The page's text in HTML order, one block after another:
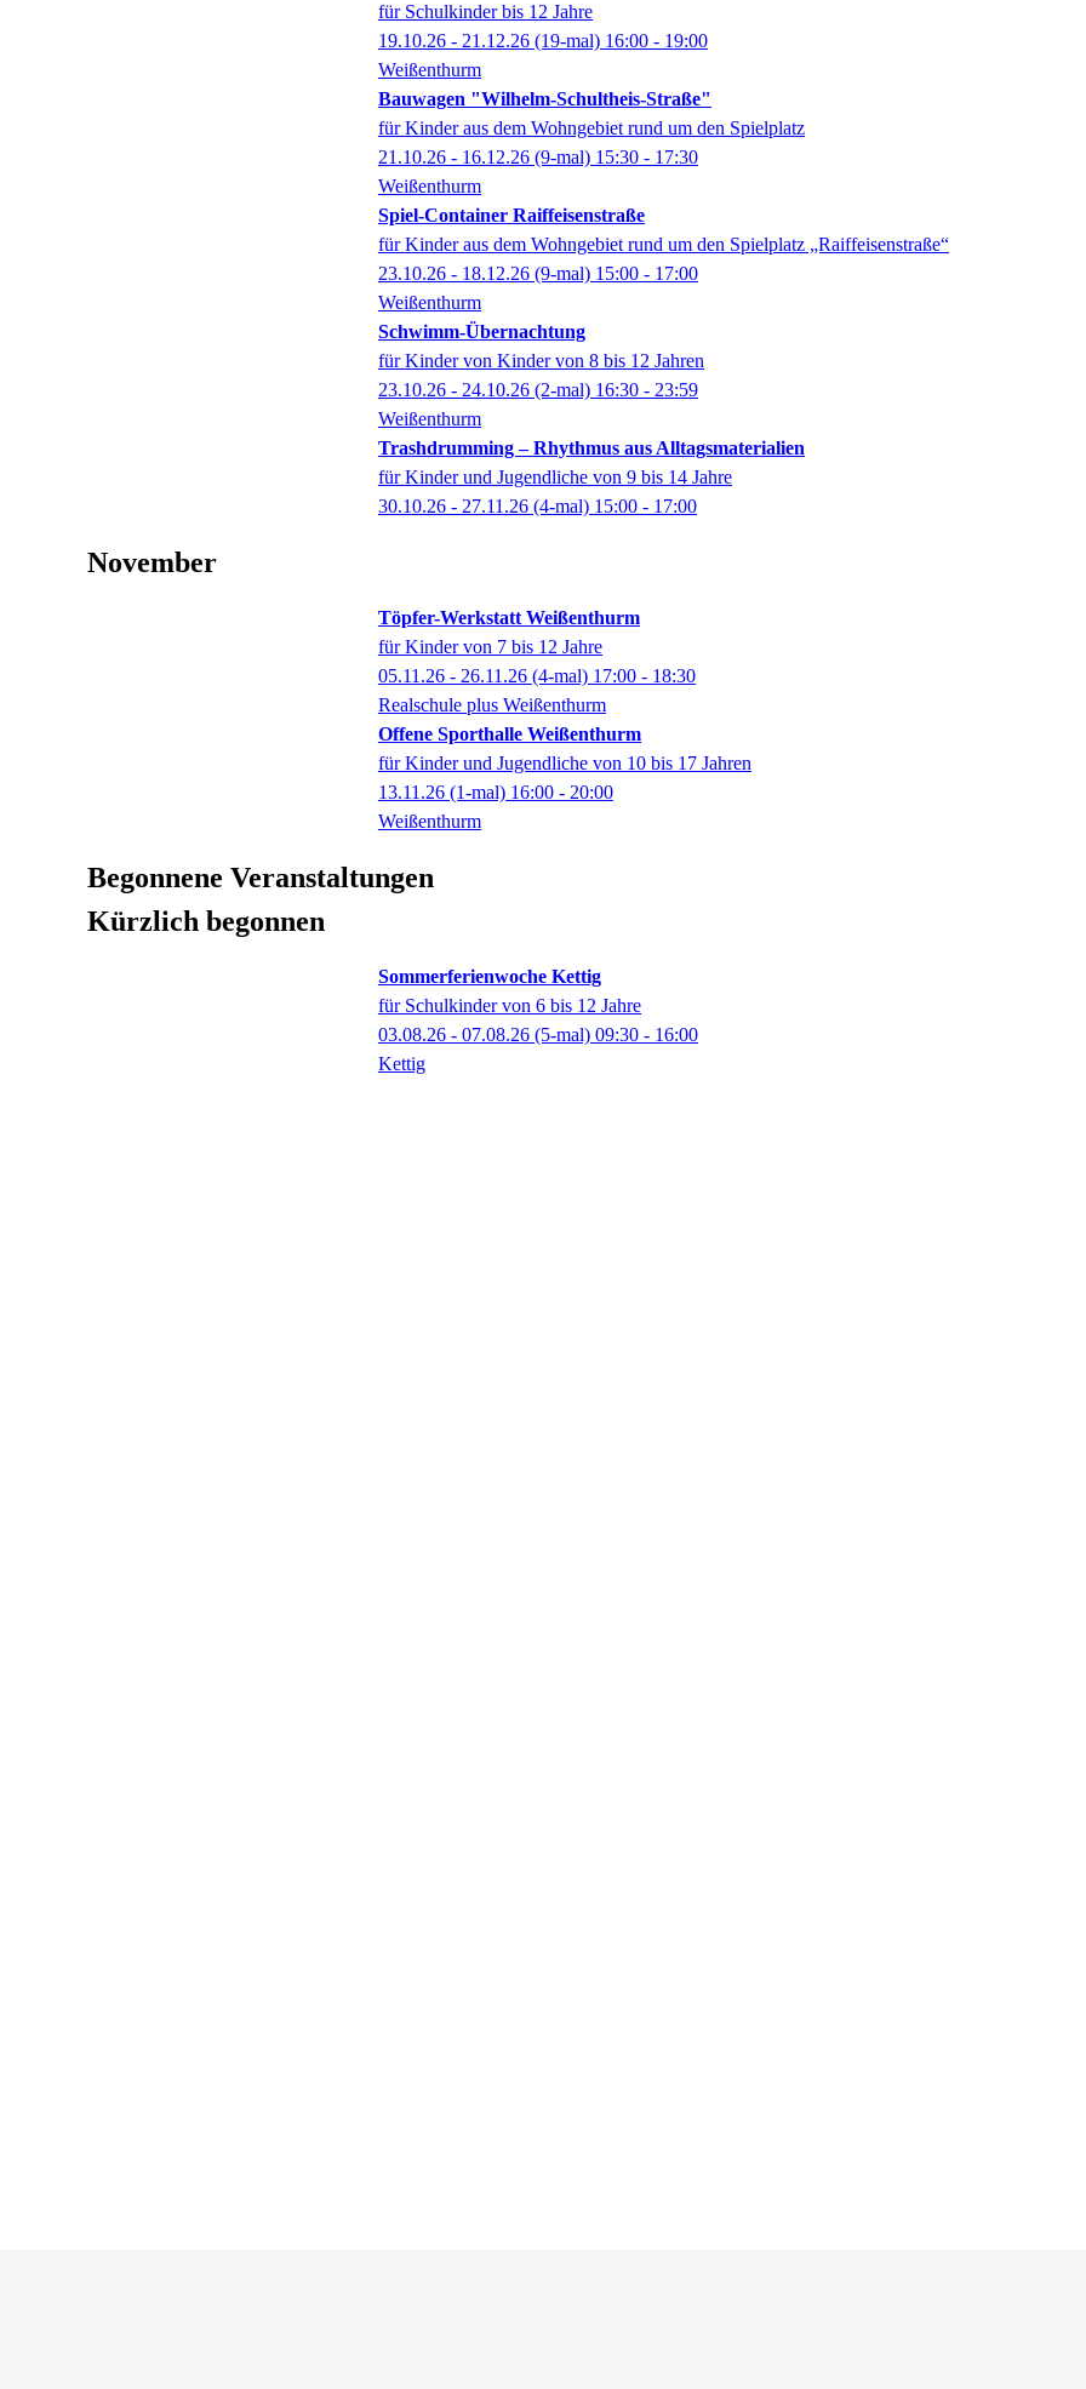
für Schulkinder bis 12 Jahre
19.10.26 - 21.12.26 (19-mal) 16:00 - 19:00
Weißenthurm
Bauwagen "Wilhelm-Schultheis-Straße"
für Kinder aus dem Wohngebiet rund um den Spielplatz
21.10.26 - 16.12.26 (9-mal) 15:30 - 17:30
Weißenthurm
Spiel-Container Raiffeisenstraße
für Kinder aus dem Wohngebiet rund um den Spielplatz „Raiffeisenstraße“
23.10.26 - 18.12.26 (9-mal) 15:00 - 17:00
Weißenthurm
Schwimm-Übernachtung
für Kinder von Kinder von 8 bis 12 Jahren
23.10.26 - 24.10.26 (2-mal) 16:30 - 23:59
Weißenthurm
Trashdrumming – Rhythmus aus Alltagsmaterialien
für Kinder und Jugendliche von 9 bis 14 Jahre
30.10.26 - 27.11.26 (4-mal) 15:00 - 17:00
November
Töpfer-Werkstatt Weißenthurm
für Kinder von 7 bis 12 Jahre
05.11.26 - 26.11.26 (4-mal) 17:00 - 18:30
Realschule plus Weißenthurm
Offene Sporthalle Weißenthurm
für Kinder und Jugendliche von 10 bis 17 Jahren
13.11.26 (1-mal) 16:00 - 20:00
Weißenthurm
Begonnene Veranstaltungen
Kürzlich begonnen
Sommerferienwoche Kettig
für Schulkinder von 6 bis 12 Jahre
03.08.26 - 07.08.26 (5-mal) 09:30 - 16:00
Kettig